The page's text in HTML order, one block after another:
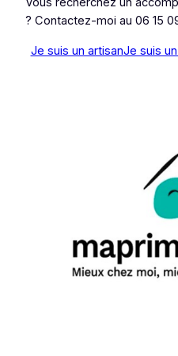
? Contactez-moi au 06 15
Je suis un artisanJe suis